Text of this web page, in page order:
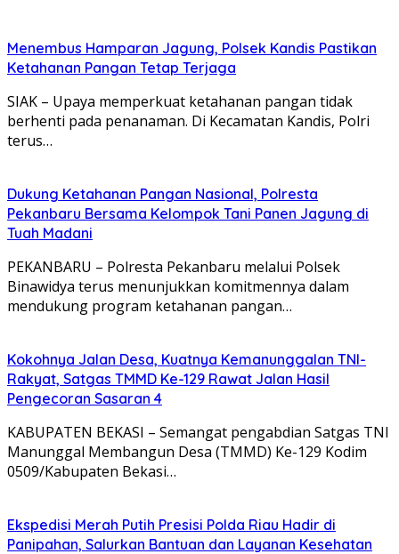
Menembus Hamparan Jagung, Polsek Kandis Pastikan
Ketahanan Pangan Tetap Terjaga
SIAK – Upaya memperkuat ketahanan pangan tidak
berhenti pada penanaman. Di Kecamatan Kandis, Polri
terus…
Dukung Ketahanan Pangan Nasional, Polresta
Pekanbaru Bersama Kelompok Tani Panen Jagung di
Tuah Madani
PEKANBARU – Polresta Pekanbaru melalui Polsek
Binawidya terus menunjukkan komitmennya dalam
mendukung program ketahanan pangan…
Kokohnya Jalan Desa, Kuatnya Kemanunggalan TNI-
Rakyat, Satgas TMMD Ke-129 Rawat Jalan Hasil
Pengecoran Sasaran 4
KABUPATEN BEKASI – Semangat pengabdian Satgas TNI
Manunggal Membangun Desa (TMMD) Ke-129 Kodim
0509/Kabupaten Bekasi…
Ekspedisi Merah Putih Presisi Polda Riau Hadir di
Panipahan, Salurkan Bantuan dan Layanan Kesehatan